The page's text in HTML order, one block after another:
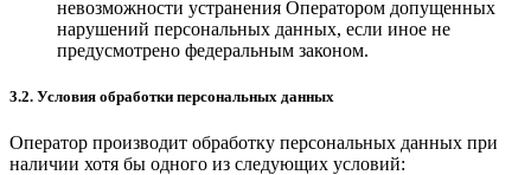
невозможности устранения Оператором допущенных
нарушений персональных данных, если иное не
предусмотрено федеральным законом.
3.2. Условия обработки персональных данных
Оператор производит обработку персональных данных при
наличии хотя бы одного из следующих условий: